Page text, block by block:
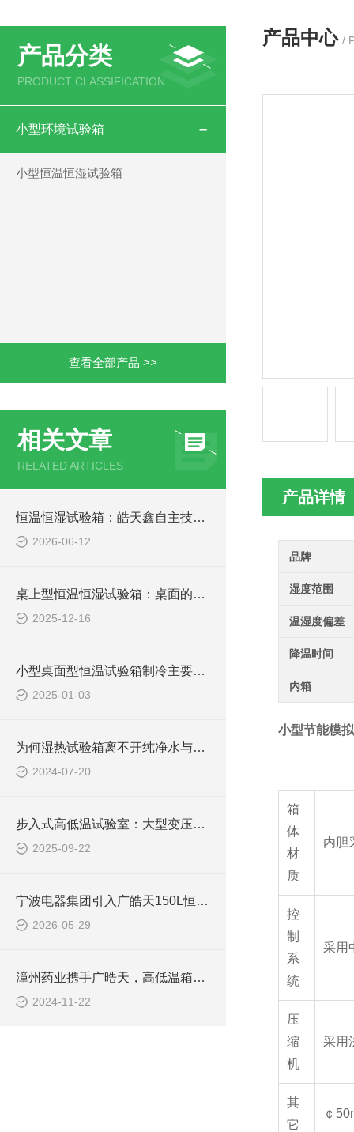
产品分类
PRODUCT CLASSIFICATION
小型环境试验箱
小型恒温恒湿试验箱
查看全部产品 >>
相关文章
RELATED ARTICLES
恒温恒湿试验箱：皓天鑫自主技术破解均匀性与防结露难题
2026-06-12
桌上型恒温恒湿试验箱：桌面的可靠环境模拟伙伴
2025-12-16
小型桌面型恒温试验箱制冷主要配件解析
2025-01-03
为何湿热试验箱离不开纯净水与蒸馏水？
2024-07-20
步入式高低温试验室：大型变压器可靠性测试的核心技术平台
2025-09-22
宁波电器集团引入广皓天150L恒温恒湿箱试验箱，强化全场景可靠性测试能力
2026-05-29
漳州药业携手广晧天，高低温箱加盟医药质控阵营
2024-11-22
产品中心 /
产品详情
品牌
湿度范围
温湿度偏差
降温时间
内箱
小型节能模
箱
体
材
质
内胆
控
制
系
统
采用
压
缩
机
采用
其
它
￠